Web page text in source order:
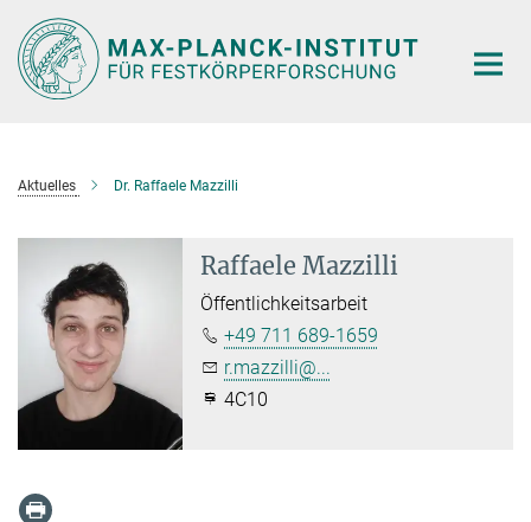
Hauptinhalt
Aktuelles Dr. Raffaele Mazzilli
Raffaele Mazzilli
Öffentlichkeitsarbeit
+49 711 689-1659
r.mazzilli@...
4C10